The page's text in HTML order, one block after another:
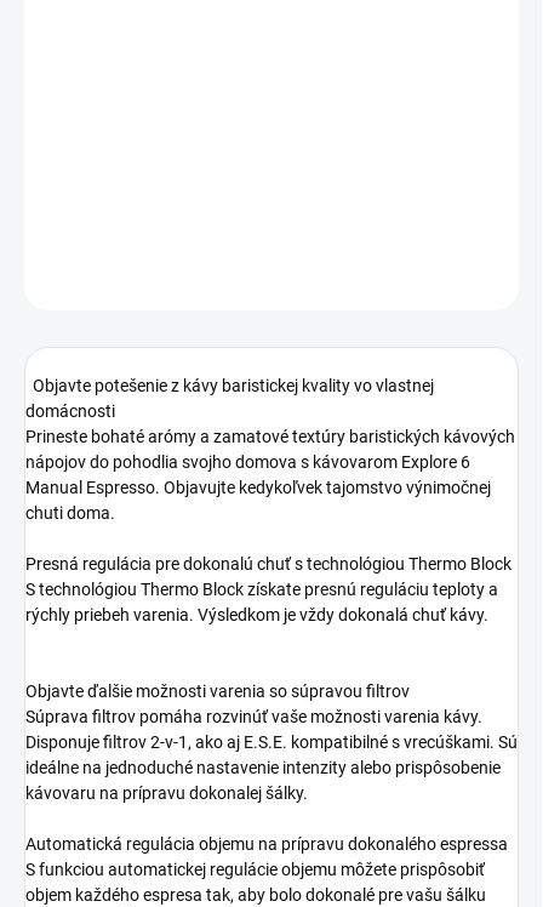
Objavte potešenie z kávy baristickej kvality vo vlastnej
domácnosti
Prineste bohaté arómy a zamatové textúry baristických kávových
nápojov do pohodlia svojho domova s kávovarom Explore 6
Manual Espresso. Objavujte kedykoľvek tajomstvo výnimočnej
chuti doma.
Presná regulácia pre dokonalú chuť s technológiou Thermo Block
S technológiou Thermo Block získate presnú reguláciu teploty a
rýchly priebeh varenia. Výsledkom je vždy dokonalá chuť kávy.
Objavte ďalšie možnosti varenia so súpravou filtrov
Súprava filtrov pomáha rozvinúť vaše možnosti varenia kávy.
Disponuje filtrov 2-v-1, ako aj E.S.E. kompatibilné s vrecúškami. Sú
ideálne na jednoduché nastavenie intenzity alebo prispôsobenie
kávovaru na prípravu dokonalej šálky.
Automatická regulácia objemu na prípravu dokonalého espressa
S funkciou automatickej regulácie objemu môžete prispôsobiť
objem každého espresa tak, aby bolo dokonalé pre vašu šálku